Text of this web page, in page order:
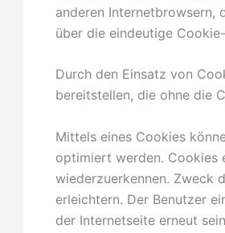
anderen Internetbrowsern,
über die eindeutige
Durch den Einsatz von
bereitstellen, die ohne die
Mittels eines Cookies
optimiert werden. Cookies
wiederzuerkennen. Zweck
erleichtern. Der Benutzer
der Internetseite erneut